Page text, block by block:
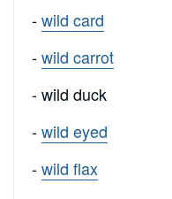
-wild card
-wild carrot
- wild duck
-wild eyed
-wild flax